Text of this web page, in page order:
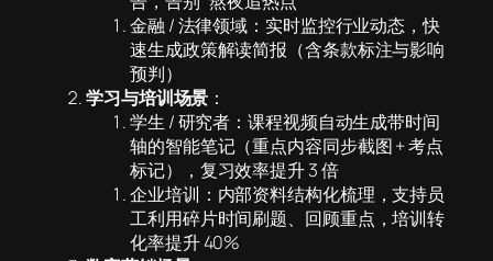
金融 / 法律领域：实时监控行业动态，快
速生成政策解读简报（含条款标注与影响
预判）
学习与培训场景 ：
学生 / 研究者：课程视频自动生成带时间
轴的智能笔记（重点内容同步截图 + 考点
标记），复习效率提升 3 倍
企业培训：内部资料结构化梳理，支持员
工利用碎片时间刷题、回顾重点，培训转
化率提升 40%